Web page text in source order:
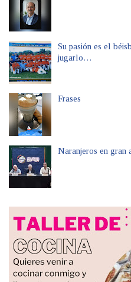
Su pasión es el
jugarlo…
Frases
Naranjeros en gran